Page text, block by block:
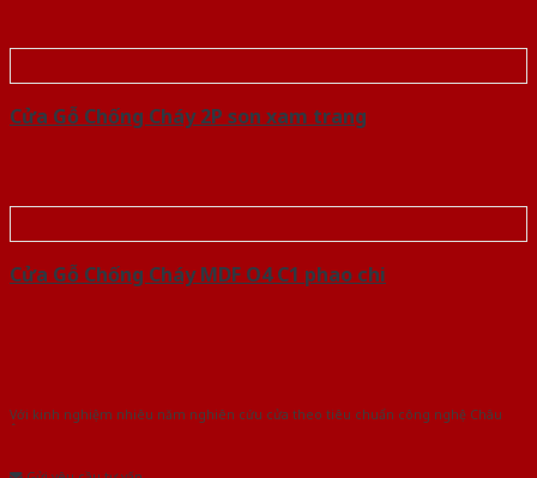
Cửa Gỗ Chống Cháy 2P son xam trang
Cửa Gỗ Chống Cháy MDF O4 C1 phao chi
Với kinh nghiệm nhiêu năm nghiên cứu cửa theo tiêu chuẩn công nghệ Châu